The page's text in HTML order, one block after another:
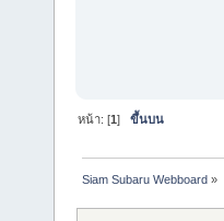
หน้า: [1]ขึ้นบน
Siam Subaru Webboard »